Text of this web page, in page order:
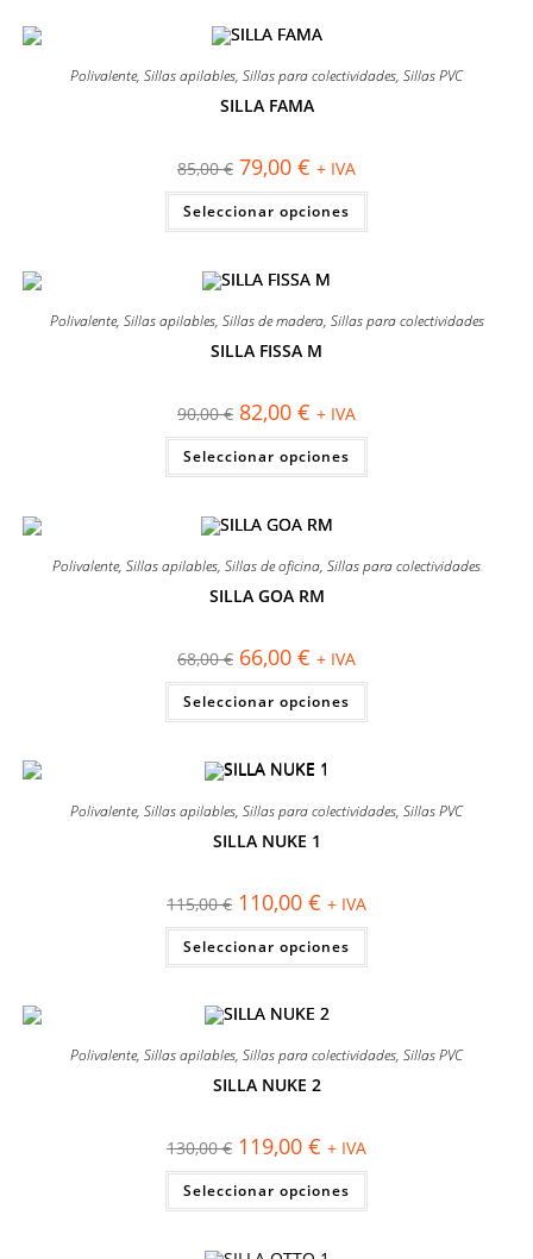
se
pueden
producto
Polivalente, Sillas apilables, Sillas para colectividades, Sillas PVC
SILLA FAMA
85,00€ El
precio
original
era:
85,00 €.
79,00 € El
precio
actual
es:
79,00 €.
+ IVA
Seleccionar opciones
Este
tiene
se
pueden
producto
Polivalente, Sillas apilables, Sillas de madera, Sillas para colectividades
SILLA FISSA M
90,00€ El
precio
original
era:
90,00 €.
82,00 € El
precio
actual
es:
82,00 €.
+ IVA
Seleccionar opciones
Este
tiene
se
pueden
producto
Polivalente, Sillas apilables, Sillas de oficina, Sillas para colectividades
SILLA GOA RM
68,00€ El
precio
original
era:
68,00 €.
66,00 € El
precio
actual
es:
66,00 €.
+ IVA
Seleccionar opciones
Este
tiene
se
pueden
producto
Polivalente, Sillas apilables, Sillas para colectividades, Sillas PVC
SILLA NUKE 1
115,00€ El
precio
original
era:
115,00 €.
110,00 € El
precio
actual
es:
110,00 €.
+ IVA
Seleccionar opciones
Este
tiene
se
pueden
producto
Polivalente, Sillas apilables, Sillas para colectividades, Sillas PVC
SILLA NUKE 2
130,00€ El
precio
original
era:
130,00 €.
119,00 € El
precio
actual
es:
119,00 €.
+ IVA
Seleccionar opciones
Este
tiene